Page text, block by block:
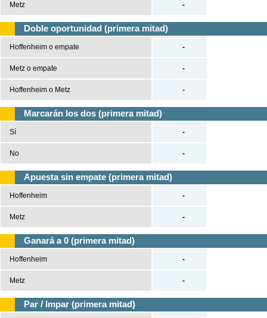
Metz -
Doble oportunidad (primera mitad)
Hoffenheim o empate
Metz o empate
Hoffenheim o Metz
-
-
-
Marcarán los dos (primera mitad)
Sí
No
-
-
Apuesta sin empate (primera mitad)
Hoffenheim
Metz
-
-
Ganará a 0 (primera mitad)
Hoffenheim
Metz
-
-
Par / Impar (primera mitad)